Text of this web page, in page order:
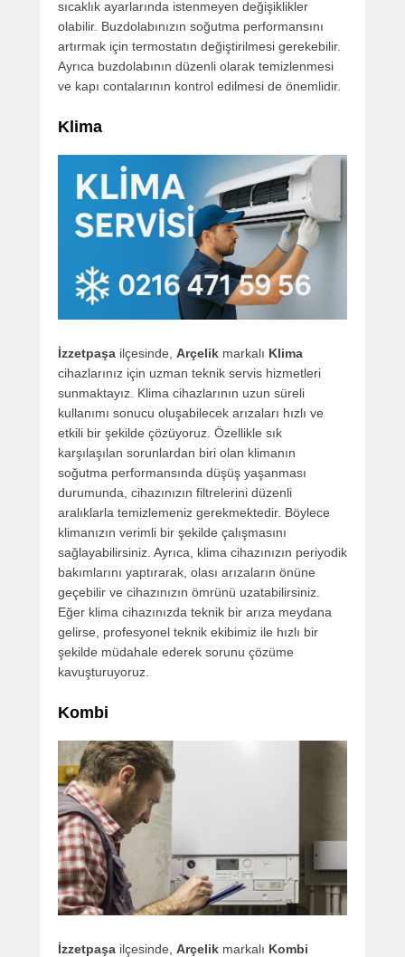
sıcaklık ayarlarında istenmeyen değişiklikler
olabilir. Buzdolabınızın soğutma performansını
artırmak için termostatın değiştirilmesi gerekebilir.
Ayrıca buzdolabının düzenli olarak temizlenmesi
ve kapı contalarının kontrol edilmesi de önemlidir.
Klima
İzzetpaşa ilçesinde, Arçelik markalı Klima
cihazlarınız için uzman teknik servis hizmetleri
sunmaktayız. Klima cihazlarının uzun süreli
kullanımı sonucu oluşabilecek arızaları hızlı ve
etkili bir şekilde çözüyoruz. Özellikle sık
karşılaşılan sorunlardan biri olan klimanın
soğutma performansında düşüş yaşanması
durumunda, cihazınızın filtrelerini düzenli
aralıklarla temizlemeniz gerekmektedir. Böylece
klimanızın verimli bir şekilde çalışmasını
sağlayabilirsiniz. Ayrıca, klima cihazınızın periyodik
bakımlarını yaptırarak, olası arızaların önüne
geçebilir ve cihazınızın ömrünü uzatabilirsiniz.
Eğer klima cihazınızda teknik bir arıza meydana
gelirse, profesyonel teknik ekibimiz ile hızlı bir
şekilde müdahale ederek sorunu çözüme
kavuşturuyoruz.
Kombi
İzzetpaşa ilçesinde, Arçelik markalı Kombi